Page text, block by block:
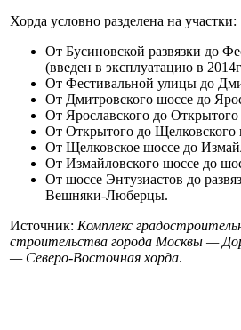
Хорда условно разделена на участки:
От Бусиновской развязки до
(введен в эксплуатацию в
От Фестивальной улицы до
От Дмитровского шоссе до
От Ярославского до
От Открытого до Щелковского
От Щелковское шоссе до
От Измайловского шоссе до
От шоссе Энтузиастов до
Вешняки-Люберцы.
Источник: Комплекс
строительства города Москвы —
— Северо-Восточная хорда.